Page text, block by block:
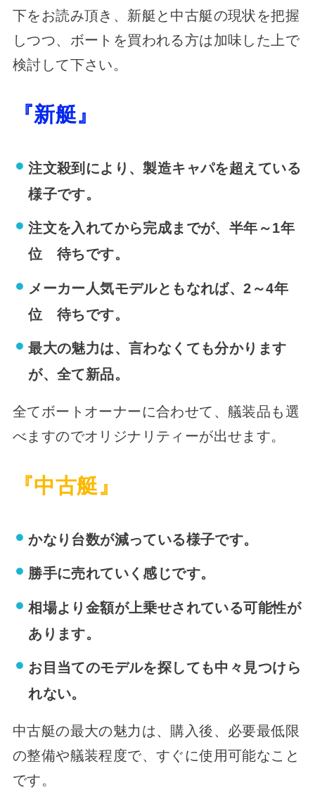
下をお読み頂き、新艇と中古艇の現状を把握
しつつ、ボートを買われる方は加味した上で
検討して下さい。
『新艇』
注文殺到により、製造キャパを超えている
様子です。
注文を入れてから完成までが、半年～1年
位 待ちです。
メーカー人気モデルともなれば、2～4年
位 待ちです。
最大の魅力は、言わなくても分かります
が、全て新品。
全てボートオーナーに合わせて、艤装品も選
べますのでオリジナリティーが出せます。
『中古艇』
かなり台数が減っている様子です。
勝手に売れていく感じです。
相場より金額が上乗せされている可能性が
あります。
お目当てのモデルを探しても中々見つけら
れない。
中古艇の最大の魅力は、購入後、必要最低限
の整備や艤装程度で、すぐに使用可能なこと
です。